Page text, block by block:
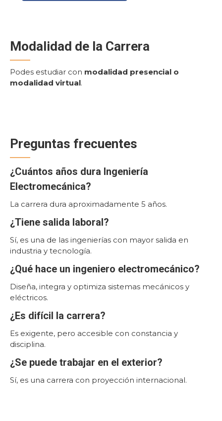
Modalidad de la Carrera
Podes estudiar con modalidad presencial o
modalidad virtual.
Preguntas frecuentes
¿Cuántos años dura Ingeniería
Electromecánica?
La carrera dura aproximadamente 5 años.
¿Tiene salida laboral?
Sí, es una de las ingenierías con mayor salida en
industria y tecnología.
¿Qué hace un ingeniero electromecánico?
Diseña, integra y optimiza sistemas mecánicos y
eléctricos.
¿Es difícil la carrera?
Es exigente, pero accesible con constancia y
disciplina.
¿Se puede trabajar en el exterior?
Sí, es una carrera con proyección internacional.